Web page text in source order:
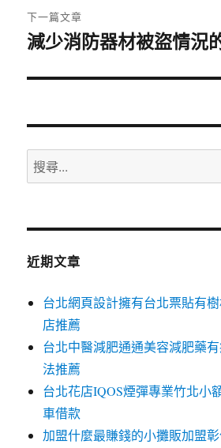
章:
下一篇文章
下
篇
章:
減少消防器材被盜情況
搜
尋
鍵
近期文章
台北網頁設計擁有台北票貼有
店推薦
台北中醫減肥通通美容減肥藥
法推薦
台北花店IQOS煙彈專業竹北小
車借款
加盟什麼最賺錢的小攤販加盟